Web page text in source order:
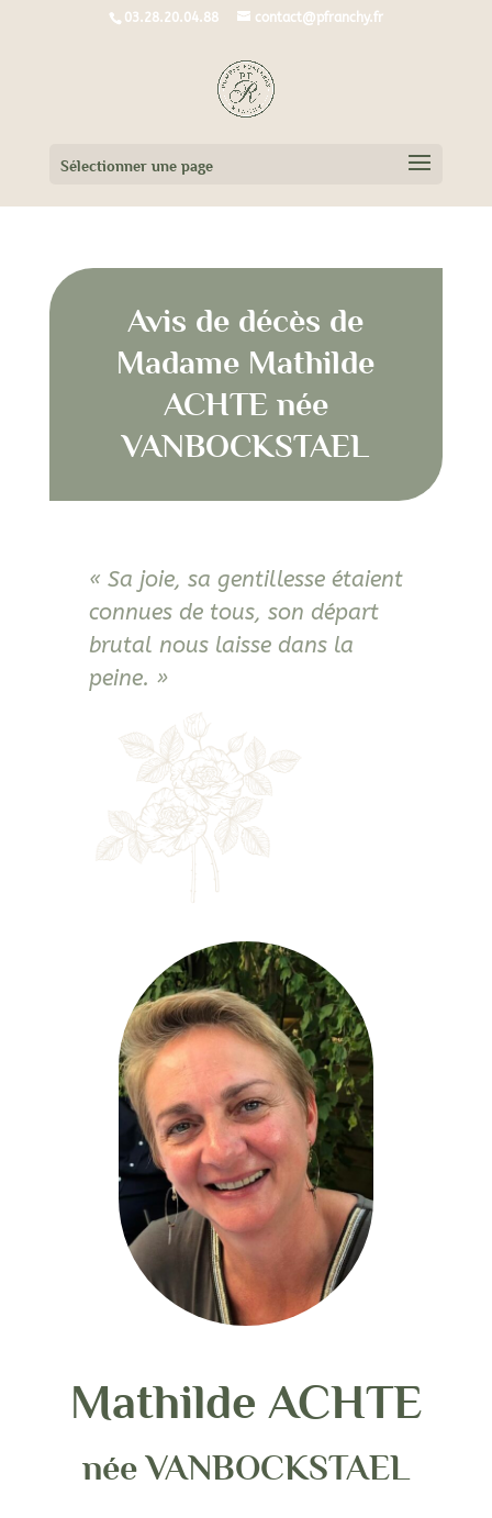
03.28.20.04.88 contact@pfranchy.fr
Sélectionner une page
Avis de décès de
Madame Mathilde
ACHTE née
VANBOCKSTAEL
« Sa joie, sa gentillesse étaient
connues de tous, son départ
brutal nous laisse dans la
peine. »
Mathilde ACHTE
née VANBOCKSTAEL